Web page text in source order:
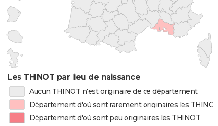
Les THINOT par lieu de naissance
Aucun THINOT n'est originaire de ce département
Département d'où sont rarement originaires les
Département d'où sont peu originaires les THINOT